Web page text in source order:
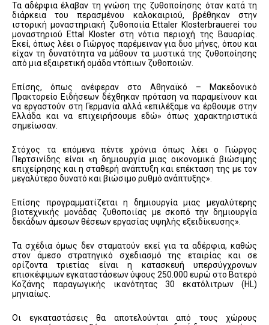
Τα αδέρφια έλαβαν τη γνώση της ζυθοποίησης όταν κατά τη
διάρκεια του περασμένου καλοκαιριού, βρέθηκαν στην
ιστορική μοναστηριακή ζυθοποιία Ettaler Klosterbrauerei του
μοναστηριού Ettal Kloster στη νότια περιοχή της Βαυαρίας.
Εκεί, όπως λέει ο Γιώργος παρέμειναν για δυο μήνες, όπου και
είχαν τη δυνατότητα να μάθουν τα μυστικά της ζυθοποίησης
από μια εξαιρετική ομάδα ντόπιων ζυθοποιών.
Επίσης, όπως ανέφεραν στο Αθηναϊκό – Μακεδονικό
Πρακτορείο Ειδήσεων δέχθηκαν πρόταση να παραμείνουν και
να εργαστούν στη Γερμανία αλλά «επιλέξαμε να έρθουμε στην
Ελλάδα και να επιχειρήσουμε εδώ» όπως χαρακτηριστικά
σημείωσαν.
Στόχος τα επόμενα πέντε χρόνια όπως λέει ο Γιώργος
Περτσινίδης είναι «η δημιουργία μιας οικονομικά βιώσιμης
επιχείρησης και η σταθερή ανάπτυξη και επέκταση της με τον
μεγαλύτερο δυνατό και βιώσιμο ρυθμό ανάπτυξης».
Επίσης προγραμματίζεται η δημιουργία μιας μεγαλύτερης
βιοτεχνικής μονάδας ζυθοποιίας με σκοπό την δημιουργία
δεκάδων άμεσων θέσεων εργασίας υψηλής εξειδίκευσης».
Τα σχέδια όμως δεν σταματούν εκεί για τα αδέρφια, καθώς
στον άμεσο στρατηγικό σχεδιασμό της εταιρίας και σε
ορίζοντα τριετίας είναι η κατασκευή υπερσύγχρονων
επισκέψιμων εγκαταστάσεων ύψους 250.000 ευρώ στο Βατερό
Κοζάνης παραγωγικής ικανότητας 30 εκατόλιτρων (HL)
μηνιαίως.
Οι εγκαταστάσεις θα αποτελούνται από τους χώρους